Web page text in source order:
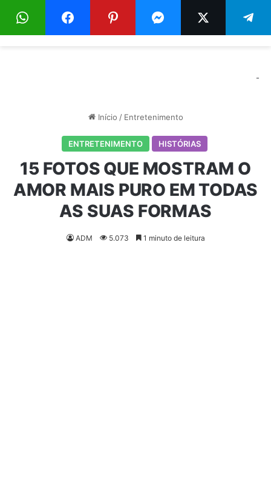
Menu
-
Início / Entretenimento
ENTRETENIMENTO HISTÓRIAS
15 FOTOS QUE MOSTRAM O
AMOR MAIS PURO EM TODAS
AS SUAS FORMAS
ADM 5.073 1 minuto de leitura